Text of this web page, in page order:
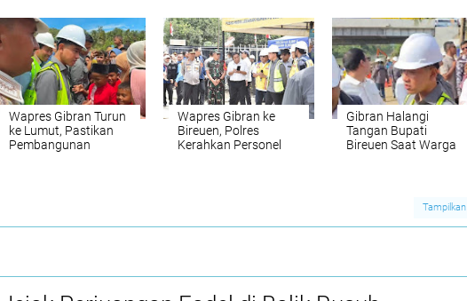
Banjir
Melalui Cek
Kesehatan Gratis
Wapres Gibran Turun
ke Lumut, Pastikan
Pembangunan
Wapres Gibran ke
Bireuen, Polres
Kerahkan Personel
Gibran Halangi
Tangan Bupati
Bireuen Saat Warga
Tampilkan